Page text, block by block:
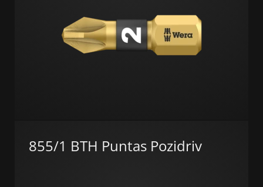
855/1 BTH Puntas Pozidriv